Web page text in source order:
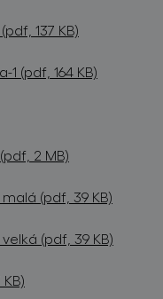
137 KB)
(pdf, 164 KB)
2 MB)
(pdf, 39 KB)
(pdf, 39 KB)